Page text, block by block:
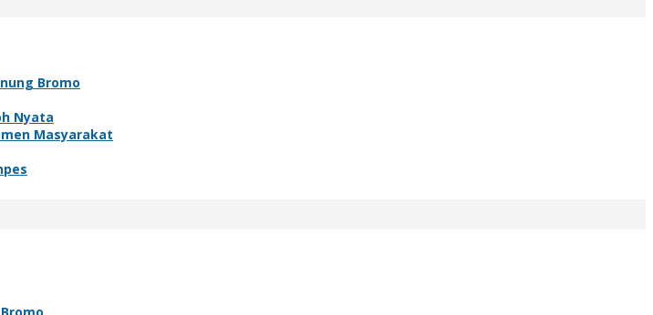
Bromo
Nyata
Masyarakat